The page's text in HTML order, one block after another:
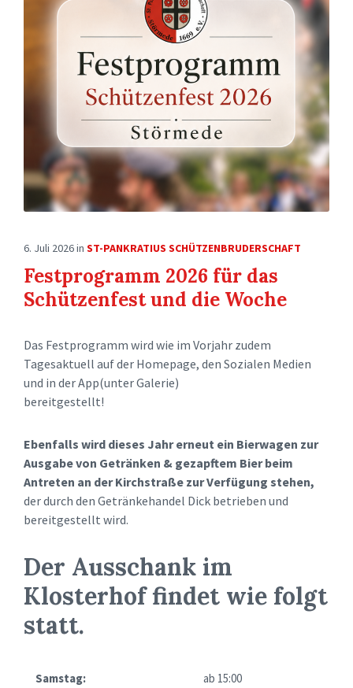
6. Juli 2026in ST-PANKRATIUS SCHÜTZENBRUDERSCHAFT
Festprogramm 2026 für das
Schützenfest und die Woche
Das Festprogramm wird wie im Vorjahr zudem
Tagesaktuell auf der Homepage, den Sozialen Medien
und in der App(unter Galerie)
bereitgestellt!
Ebenfalls wird dieses Jahr erneut ein Bierwagen zur
Ausgabevon Getränken & gezapftem Bier beim
Antreten an der Kirchstraße zur Verfügung stehen,
der durch den Getränkehandel Dick betrieben und
bereitgestellt wird.
Der Ausschank im
Klosterhof findet wie folgt
statt.
Samstag:
ab 15:00